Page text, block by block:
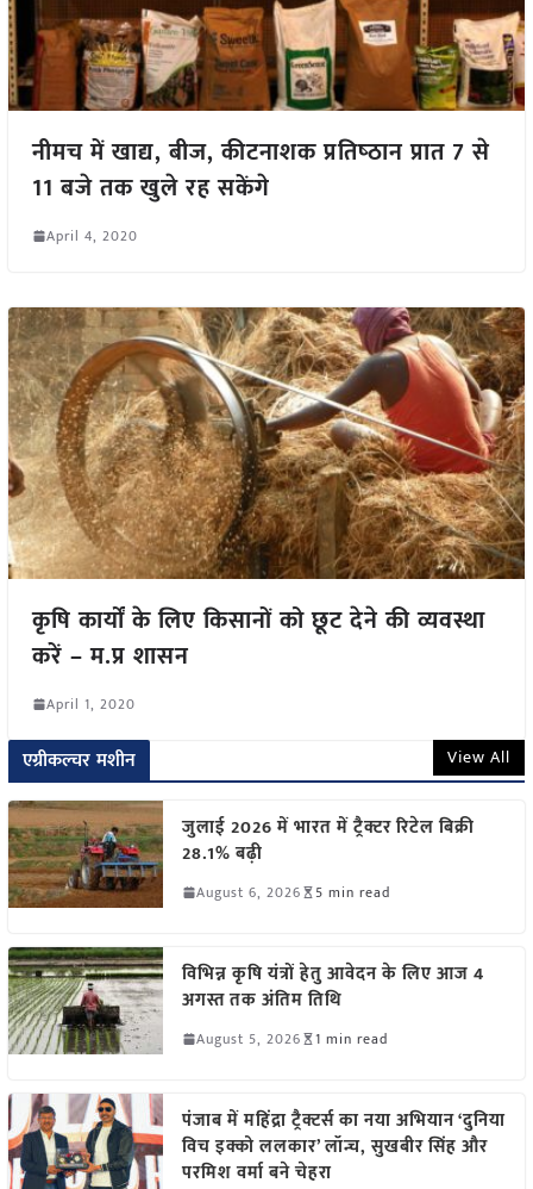
नीमच में खाद्य, बीज, कीटनाशक प्रतिष्‍ठान प्रात 7 से
11 बजे तक खुले रह सकेंगे
April 4, 2020
कृषि कार्यों के लिए किसानों को छूट देने की व्यवस्था
करें – म.प्र शासन
April 1, 2020
एग्रीकल्चर मशीन View All
जुलाई 2026 में भारत में ट्रैक्टर रिटेल बिक्री
28.1% बढ़ी
August 6, 2026 5 min read
विभिन्न कृषि यंत्रों हेतु आवेदन के लिए आज 4
अगस्त तक अंतिम तिथि
August 5, 2026 1 min read
पंजाब में महिंद्रा ट्रैक्टर्स का नया अभियान ‘दुनिया
विच इक्को ललकार’ लॉन्च, सुखबीर सिंह और
परमिश वर्मा बने चेहरा